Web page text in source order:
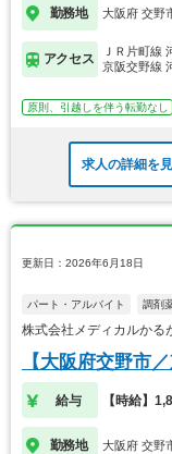
勤務地 大阪府 交野
アクセス
ＪＲ片町線
京阪交野線
原則、引越しを伴う転勤なし
求人の詳細を
更新日：2026年6月18日
パート・アルバイト 調剤
株式会社メディカルか
【大阪府交野市
給与 【時給】
勤務地 大阪府 交野